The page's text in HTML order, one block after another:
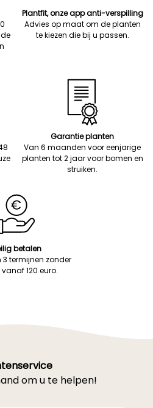
Plantfit, onze app anti-verspilling
Advies op maat om de planten
te kiezen die bij u passen.
Garantie planten
Van 6 maanden voor eenjarige
planten tot 2 jaar voor bomen en
struiken.
betalen
3 termijnen zonder
120 euro.
om u te helpen!